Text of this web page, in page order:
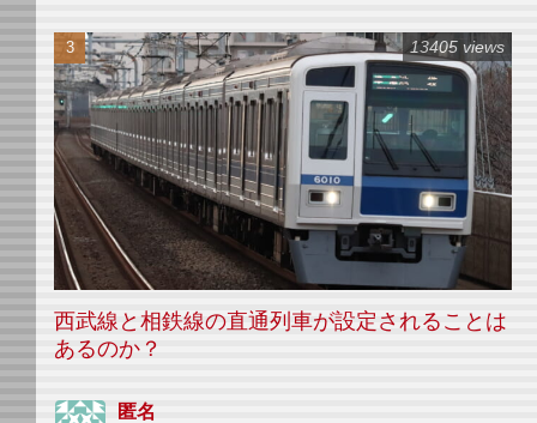
西武線と相鉄線の直通列車が設定されることは
あるのか？
13405 views
匿名